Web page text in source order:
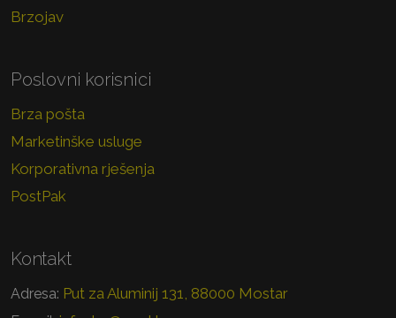
Brzojav
Poslovni korisnici
Brza pošta
Marketinške usluge
Korporativna rješenja
PostPak
Kontakt
Adresa: Put za Aluminij 131, 88000 Mostar